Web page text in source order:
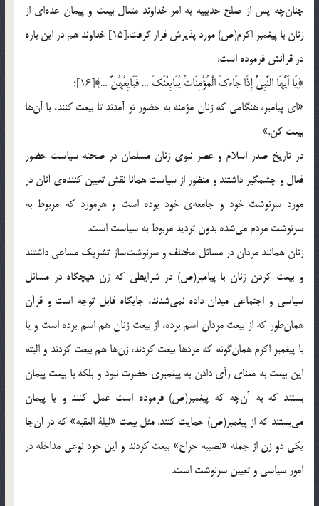
چنان‌چه پس از صلح حدیبیه به امر خداوند متعال بیعت و پیمان عده‌ای از
زنان با پیغمبر اکرم(ص) مورد پذیرش قرار گرفت.[15] خداوند هم در این باره
در قرآنش فرموده است:
﴿یَا اَیُّهَا النَّبِیُّ إِذَا جَاءکَ الْمُؤْمِنَاتُ یُبَایِعْنَکَ … فَبَایِعْهُنَّ …﴾[16]؛
«ای پیامبر، هنگامی که زنان مؤمنه به حضور تو آمدند تا بیعت کنند، با آن‌ها
بیعت کن.»
در تاریخ صدر اسلام و عصر نبوی زنان مسلمان در صحنه سیاست حضور
فعال و چشمگیر داشتند و منظور از سیاست همانا نقش تعیین کننده‌ی آنان در
مورد سرنوشت خود و جامعه‌ی خود بوده است و هرمورد که مربوط به
سرنوشت مردم می‌شده بدون تردید مربوط به سیاست است.
زنان همانند مردان در مسائل مختلف و سرنوشت‌ساز تشریک مساعی داشتند
و بیعت کردن زنان با پیامبر(ص) در شرایطی که زن هیچگاه در مسائل
سیاسی و اجتماعی میدان داده نمی‌شدند، جایگاه قابل توجه است و قرآن
همان‌طور که از بیعت مردان اسم برده، از بیعت زنان هم اسم برده است و یا
با پیغمبر اکرم همان‌گونه که مردها بیعت کردند، زن‌ها هم بیعت کردند و البته
این بیعت به معنای رأی دادن به پیغمبری حضرت نبود و بلکه با بیعت پیمان
بستند که به آن‌چه که پیغمبر(ص) فرموده است عمل کنند و یا پیمان
می‌بستند که از پیغمبر(ص) حمایت کنند. مثل بیعت «لیلة العقبه» که در آن‌جا
یکی دو زن از جمله «نصیبه جراح» بیعت کردند و این خود نوعی مداخله در
امور سیاسی و تعیین سرنوشت است.